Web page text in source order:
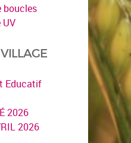
boucles
UV
Educatif
2026
2026